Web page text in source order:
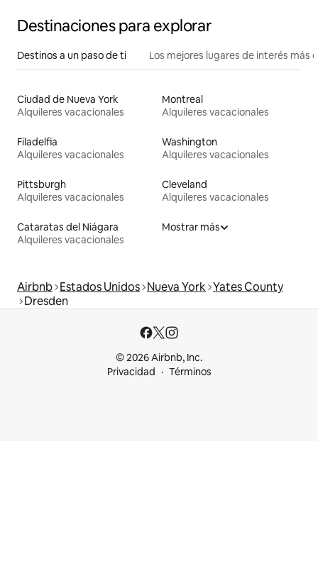
Destinaciones para explorar
Destinos a un paso de ti Los mejores lugares de interés más
Ciudad de Nueva York
Alquileres vacacionales
Montreal
Alquileres vacacionales
Filadelfia
Alquileres vacacionales
Washington
Alquileres vacacionales
Pittsburgh
Alquileres vacacionales
Cleveland
Alquileres vacacionales
Cataratas del Niágara
Alquileres vacacionales
Mostrar más
Airbnb Estados Unidos Nueva York Yates County
Dresden
© 2026 Airbnb, Inc.
Privacidad
Términos